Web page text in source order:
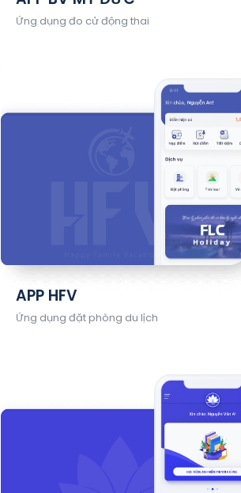
Ứng dụng đo cử động thai
APP HFV
Ứng dụng đặt phòng du lịch